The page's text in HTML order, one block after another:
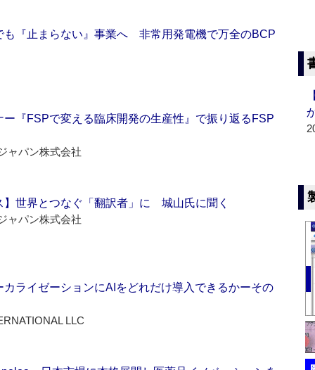
も『止まらない』事業へ 非常用発電機で万全のBCP
『FSPで変える臨床開発の生産性』で振り返るFSP
ャパン株式会社
】世界とつなぐ「翻訳者」に 城山氏に聞く
ャパン株式会社
ライゼーションにAIをどれだけ導入できるかーその
LLC